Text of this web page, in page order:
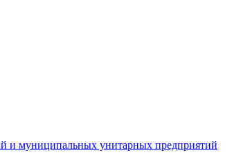
и муниципальных унитарных предприятий